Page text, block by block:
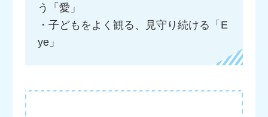
う「愛」
・子どもをよく観る、見守り続ける「E
ye」